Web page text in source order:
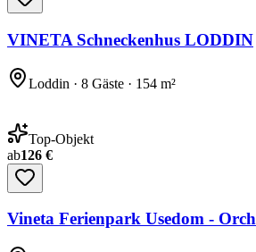
VINETA Schneckenhus LODDIN
Loddin · 8 Gäste · 154 m²
Top-Objekt
ab126 €
Vineta Ferienpark Usedom -